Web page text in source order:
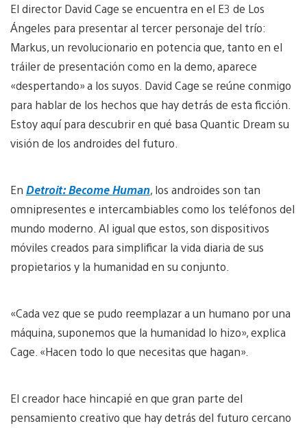
El director David Cage se encuentra en el E3 de Los
Ángeles para presentar al tercer personaje del trío:
Markus, un revolucionario en potencia que, tanto en el
tráiler de presentación como en la demo, aparece
«despertando» a los suyos. David Cage se reúne conmigo
para hablar de los hechos que hay detrás de esta ficción.
Estoy aquí para descubrir en qué basa Quantic Dream su
visión de los androides del futuro.
En Detroit: Become Human, los androides son tan
omnipresentes e intercambiables como los teléfonos del
mundo moderno. Al igual que estos, son dispositivos
móviles creados para simplificar la vida diaria de sus
propietarios y la humanidad en su conjunto.
«Cada vez que se pudo reemplazar a un humano por una
máquina, suponemos que la humanidad lo hizo», explica
Cage. «Hacen todo lo que necesitas que hagan».
El creador hace hincapié en que gran parte del
pensamiento creativo que hay detrás del futuro cercano